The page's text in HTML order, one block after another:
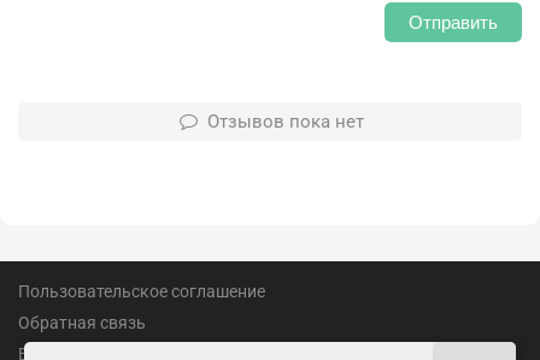
Отправить
Отзывов пока нет
Пользовательское соглашение
Обратная связь
Вакансии